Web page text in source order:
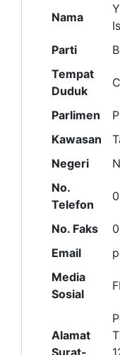
Nama
Parti
Tempat
Duduk
Parlimen
Kawasan
Negeri
No.
Telefon
No. Faks
Email
Media
Sosial
Alamat
Surat-